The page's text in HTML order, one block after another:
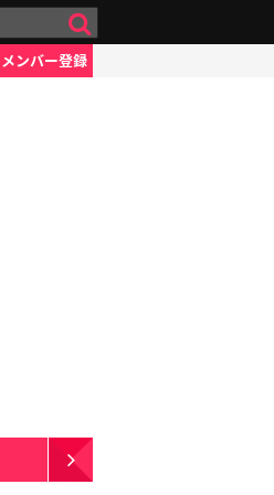
メンバー登録